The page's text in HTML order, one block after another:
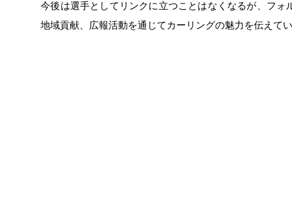
今後は選手としてリンクに立つことはなくなるが、フォ
地域貢献、広報活動を通じてカーリングの魅力を伝えてい